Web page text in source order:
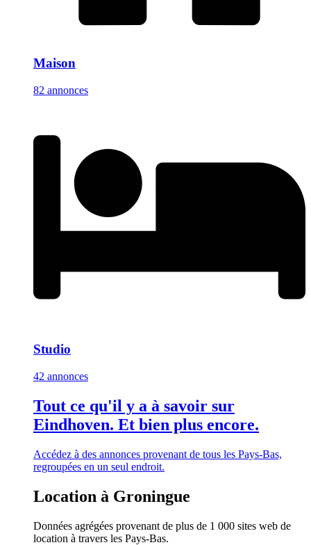
Maison
82 annonces
Studio
42 annonces
Tout ce qu'il y a à savoir sur
Eindhoven. Et bien plus encore.
Accédez à des annonces provenant de tous les Pays-Bas,
regroupées en un seul endroit.
Location à Groningue
Données agrégées provenant de plus de 1 000 sites web de
location à travers les Pays-Bas.